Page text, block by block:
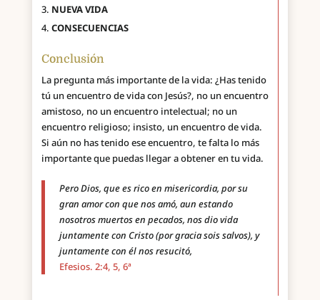
NUEVA VIDA
CONSECUENCIAS
Conclusión
La pregunta más importante de la vida: ¿Has tenido
tú un encuentro de vida con Jesús?, no un encuentro
amistoso, no un encuentro intelectual; no un
encuentro religioso; insisto, un encuentro de vida.
Si aún no has tenido ese encuentro, te falta lo más
importante que puedas llegar a obtener en tu vida.
Pero Dios, que es rico en misericordia, por su
gran amor con que nos amó, aun estando
nosotros muertos en pecados, nos dio vida
juntamente con Cristo (por gracia sois salvos), y
juntamente con él nos resucitó,
Efesios. 2:4, 5, 6ª